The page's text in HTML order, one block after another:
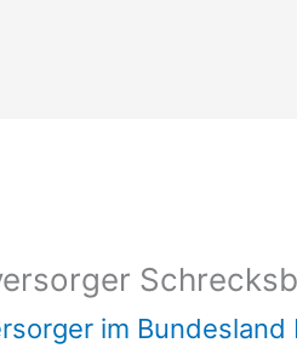
im Bundesland